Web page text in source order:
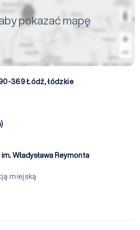
pokazać mapę
369Łódź,łódzkie
Władysława Reymonta
miejską